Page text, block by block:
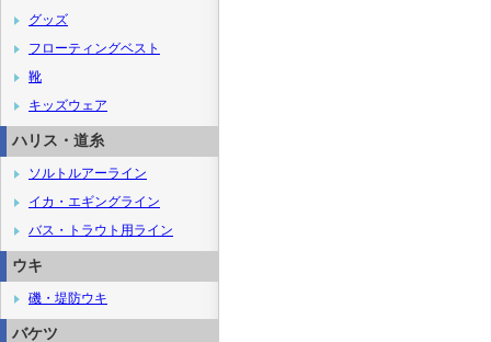
グッズ
フローティングベスト
靴
キッズウェア
ハリス・道糸
ソルトルアーライン
イカ・エギングライン
バス・トラウト用ライン
ウキ
磯・堤防ウキ
バケツ